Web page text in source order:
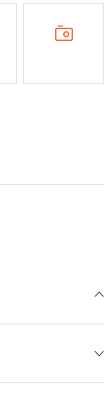
Vrácení a reklamace